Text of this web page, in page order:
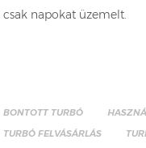
csak napokat üzemelt.
BONTOTT TURBÓ
TURBÓ FELVÁSÁRLÁS